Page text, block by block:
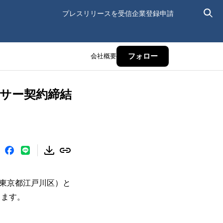
プレスリリースを受信企業登録申請
会社概要 フォロー
ー契約締結
京都江戸川区）と
す。